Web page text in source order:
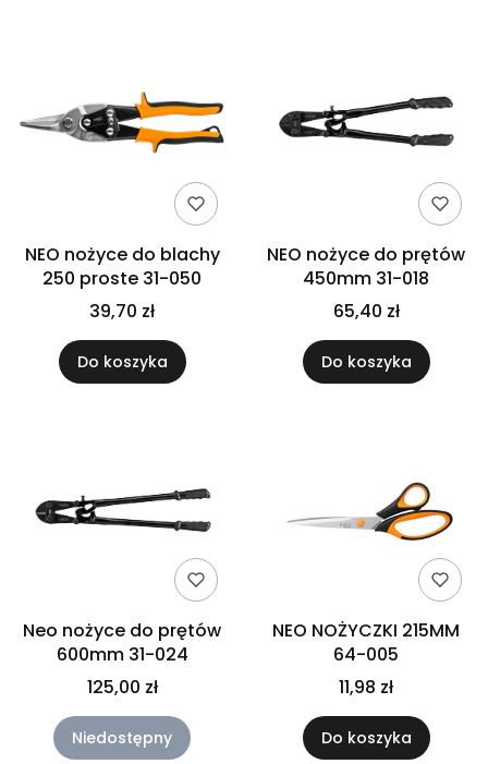
NEO nożyce do blachy
250 proste 31-050
39,70 zł
Do koszyka
NEO nożyce do prętów
450mm 31-018
65,40 zł
Do koszyka
Neo nożyce do prętów
600mm 31-024
125,00 zł
Niedostępny
NEO NOŻYCZKI 215MM
64-005
11,98 zł
Do koszyka